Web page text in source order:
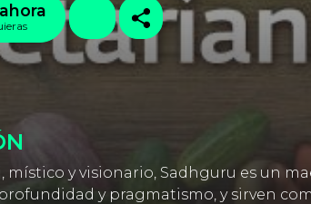
místico y visionario, Sadhguru es un
y pragmatismo, y sirven